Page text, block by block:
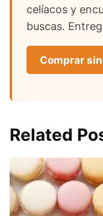
celíacos y
buscas.
Comprar
Related